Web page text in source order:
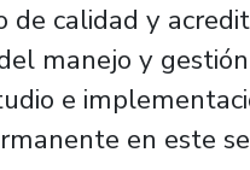
de calidad y
manejo y
e
en este